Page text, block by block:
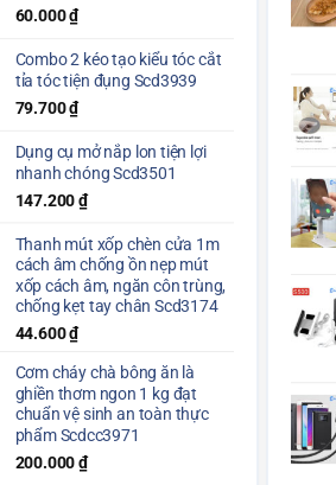
60.000₫
Combo 2 kéo tạo kiểu tóc cắt
tỉa tóc tiện đụng Scd3939
79.700₫
Dụng cụ mở nắp lon tiện lợi
nhanh chóng Scd3501
147.200₫
Thanh mút xốp chèn cửa 1m
cách âm chống ồn nẹp mút
xốp cách âm, ngăn côn trùng,
chống kẹt tay chân Scd3174
44.600₫
Cơm cháy chà bông ăn là
ghiền thơm ngon 1 kg đạt
chuẩn vệ sinh an toàn thực
phẩm Scdcc3971
200.000₫